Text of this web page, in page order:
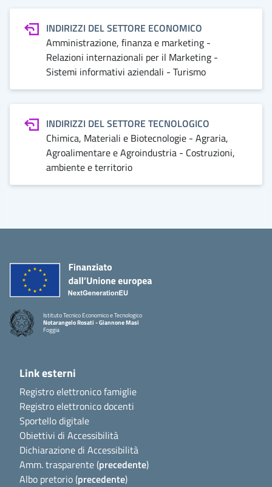
INDIRIZZI DEL SETTORE ECONOMICO
Amministrazione, finanza e marketing -
Relazioni internazionali per il Marketing -
Sistemi informativi aziendali - Turismo
INDIRIZZI DEL SETTORE TECNOLOGICO
Chimica, Materiali e Biotecnologie - Agraria,
Agroalimentare e Agroindustria - Costruzioni,
ambiente e territorio
Istituto Tecnico Economico e Tecnologico
Notarangelo Rosati - Giannone Masi
Foggia
Link esterni
Registro elettronico famiglie
Registro elettronico docenti
Sportello digitale
Obiettivi di Accessibilità
Dichiarazione di Accessibilità
Amm. trasparente (precedente)
Albo pretorio (precedente)